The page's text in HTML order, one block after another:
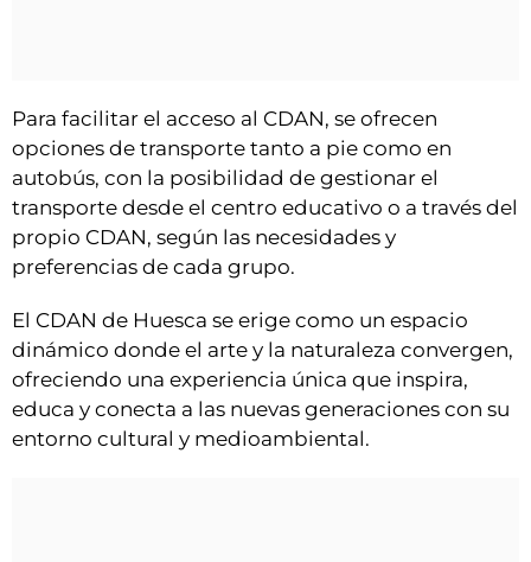
Para facilitar el acceso al CDAN, se ofrecen
opciones de transporte tanto a pie como en
autobús, con la posibilidad de gestionar el
transporte desde el centro educativo o a través del
propio CDAN, según las necesidades y
preferencias de cada grupo.
El CDAN de Huesca se erige como un espacio
dinámico donde el arte y la naturaleza convergen,
ofreciendo una experiencia única que inspira,
educa y conecta a las nuevas generaciones con su
entorno cultural y medioambiental.